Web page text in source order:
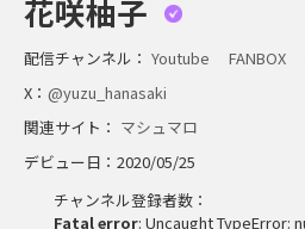
花咲柚子
配信チャンネル： Youtube FANBOX
X： @yuzu_hanasaki
関連サイト： マシュマロ
デビュー日：2020/05/25
チャンネル登録者数：
Fatal error: Uncaught TypeError: